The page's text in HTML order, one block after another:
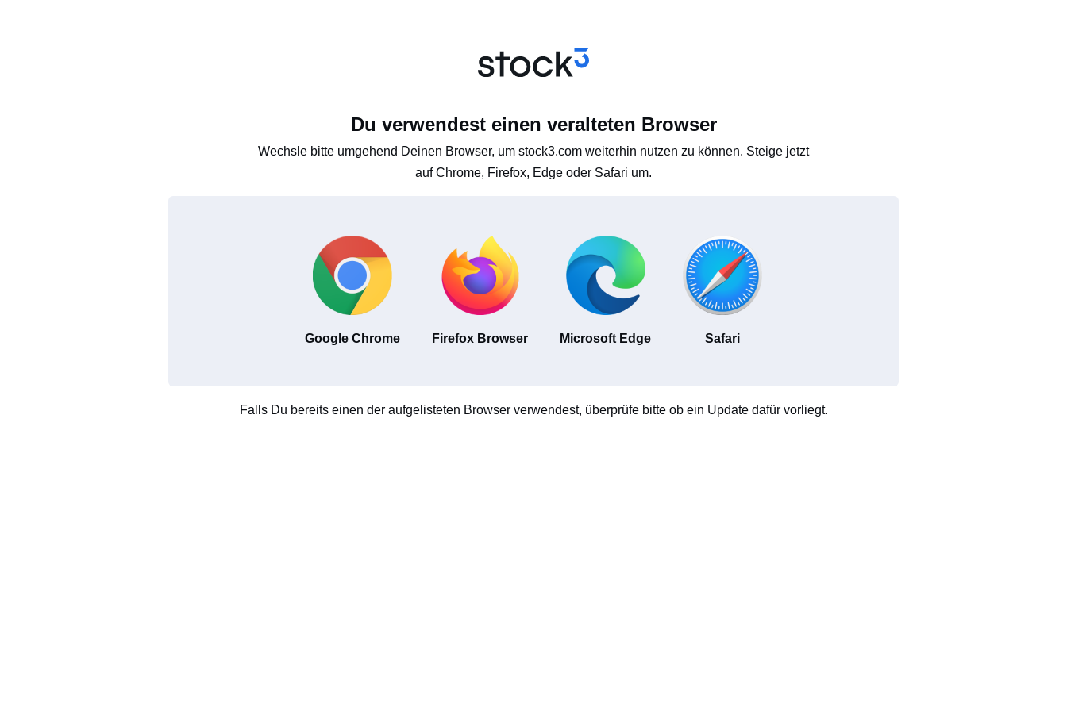
Du verwendest einen veralteten Browser
Wechsle bitte umgehend Deinen Browser, um stock3.com weiterhin nutzen zu können. Steige jetzt
auf Chrome, Firefox, Edge oder Safari um.
Google Chrome Firefox Browser Microsoft Edge Safari
Falls Du bereits einen der aufgelisteten Browser verwendest, überprüfe bitte ob ein Update dafür vorliegt.